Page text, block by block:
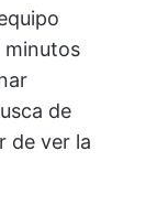
minutos
de
de ver la